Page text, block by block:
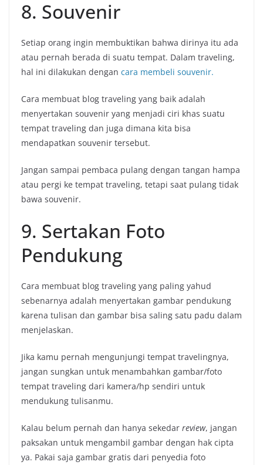
8. Souvenir
Setiap orang ingin membuktikan bahwa dirinya itu ada
atau pernah berada di suatu tempat. Dalam traveling,
hal ini dilakukan dengan cara membeli souvenir.
Cara membuat blog traveling yang baik adalah
menyertakan souvenir yang menjadi ciri khas suatu
tempat traveling dan juga dimana kita bisa
mendapatkan souvenir tersebut.
Jangan sampai pembaca pulang dengan tangan hampa
atau pergi ke tempat traveling, tetapi saat pulang tidak
bawa souvenir.
9. Sertakan Foto
Pendukung
Cara membuat blog traveling yang paling yahud
sebenarnya adalah menyertakan gambar pendukung
karena tulisan dan gambar bisa saling satu padu dalam
menjelaskan.
Jika kamu pernah mengunjungi tempat travelingnya,
jangan sungkan untuk menambahkan gambar/foto
tempat traveling dari kamera/hp sendiri untuk
mendukung tulisanmu.
Kalau belum pernah dan hanya sekedar review, jangan
paksakan untuk mengambil gambar dengan hak cipta
ya. Pakai saja gambar gratis dari penyedia foto